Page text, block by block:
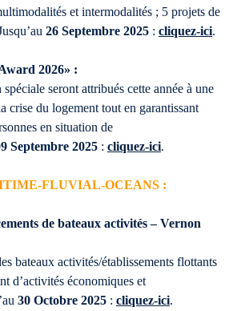
et intermodalités ; 5 projets de
26 Septembre 2025 : cliquez-ici.
2026» :
seront attribués cette année à une
crise du logement tout en garantissant
en situation de
Septembre 2025 : cliquez-ici.
FLUVIAL-OCEANS :
de bateaux activités – Vernon
bateaux activités/établissements flottants
d’activités économiques et
30 Octobre 2025 : cliquez-ici.